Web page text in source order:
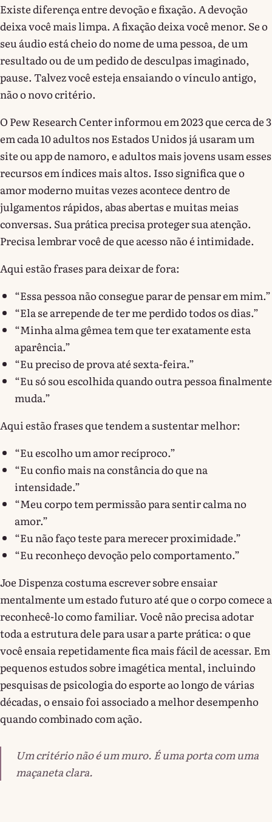
Existe diferença entre devoção e fixação. A devoção
deixa você mais limpa. A fixação deixa você menor. Se o
seu áudio está cheio do nome de uma pessoa, de um
resultado ou de um pedido de desculpas imaginado,
pause. Talvez você esteja ensaiando o vínculo antigo,
não o novo critério.
O Pew Research Center informou em 2023 que cerca de 3
em cada 10 adultos nos Estados Unidos já usaram um
site ou app de namoro, e adultos mais jovens usam esses
recursos em índices mais altos. Isso significa que o
amor moderno muitas vezes acontece dentro de
julgamentos rápidos, abas abertas e muitas meias
conversas. Sua prática precisa proteger sua atenção.
Precisa lembrar você de que acesso não é intimidade.
Aqui estão frases para deixar de fora:
“Essa pessoa não consegue parar de pensar em mim.”
“Ela se arrepende de ter me perdido todos os dias.”
“Minha alma gêmea tem que ter exatamente esta
aparência.”
“Eu preciso de prova até sexta-feira.”
“Eu só sou escolhida quando outra pessoa finalmente
muda.”
Aqui estão frases que tendem a sustentar melhor:
“Eu escolho um amor recíproco.”
“Eu confio mais na constância do que na
intensidade.”
“Meu corpo tem permissão para sentir calma no
amor.”
“Eu não faço teste para merecer proximidade.”
“Eu reconheço devoção pelo comportamento.”
Joe Dispenza costuma escrever sobre ensaiar
mentalmente um estado futuro até que o corpo comece a
reconhecê-lo como familiar. Você não precisa adotar
toda a estrutura dele para usar a parte prática: o que
você ensaia repetidamente fica mais fácil de acessar. Em
pequenos estudos sobre imagética mental, incluindo
pesquisas de psicologia do esporte ao longo de várias
décadas, o ensaio foi associado a melhor desempenho
quando combinado com ação.
Um critério não é um muro. É uma porta com uma
maçaneta clara.